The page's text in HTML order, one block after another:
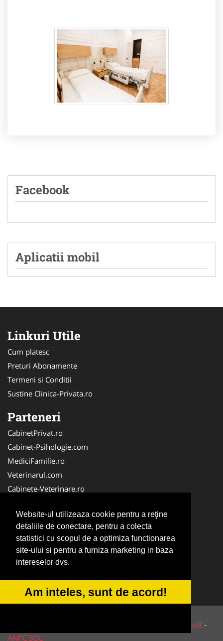
Website-ul utilizeaza cookie pentru a reţine
detaliile de conectare, pentru a colecta
statistici cu scopul de a optimiza functionarea
site-ului si pentru a furniza marketing in baza
intereselor dvs.
Am inteles, sunt de acord!
Facebook
Aplicatii mobil
Linkuri Utile
Cum platesc
Preturi Abonamente
Termeni si Conditii
Sustine Clinica-Privata.ro
Parteneri
CabinetPrivat.ro
Cabinet-Psihologie.com
MediciFamilie.ro
Veterinarul.com
Cabinete-Veterinare.ro
Radiologie-Dentara.com
Veterinar-Romania.ro
Cabinet-Individual.ro
Medic-Bun.com
Stomatologul.com
Tokaido Consult -
ANPC SOL